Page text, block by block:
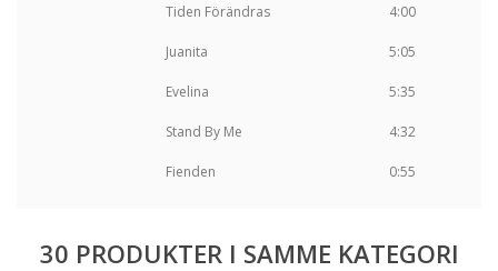
Tiden Förändras 4:00
Juanita 5:05
Evelina 5:35
Stand By Me 4:32
Fienden 0:55
30 PRODUKTER I SAMME KATEGORI